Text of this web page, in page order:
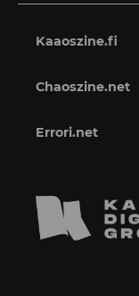
Kaaoszine.fi
Chaoszine.net
Errori.net